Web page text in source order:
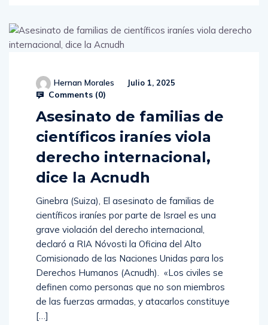
Hernan Morales Julio 1, 2025
Comments (0)
Asesinato de familias de
científicos iraníes viola
derecho internacional,
dice la Acnudh
Ginebra (Suiza), El asesinato de familias de
científicos iraníes por parte de Israel es una
grave violación del derecho internacional,
declaró a RIA Nóvosti la Oficina del Alto
Comisionado de las Naciones Unidas para los
Derechos Humanos (Acnudh). «Los civiles se
definen como personas que no son miembros
de las fuerzas armadas, y atacarlos constituye
[…]